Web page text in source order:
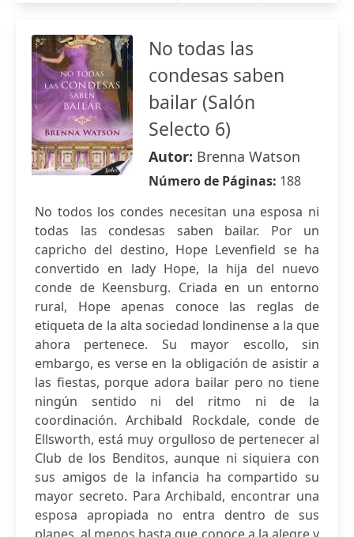
No todas las
condesas saben
bailar (Salón
Selecto 6)
Autor: Brenna Watson
Número de Páginas: 188
No todos los condes necesitan una esposa ni
todas las condesas saben bailar. Por un
capricho del destino, Hope Levenfield se ha
convertido en lady Hope, la hija del nuevo
conde de Keensburg. Criada en un entorno
rural, Hope apenas conoce las reglas de
etiqueta de la alta sociedad londinense a la que
ahora pertenece. Su mayor escollo, sin
embargo, es verse en la obligación de asistir a
las fiestas, porque adora bailar pero no tiene
ningún sentido ni del ritmo ni de la
coordinación. Archibald Rockdale, conde de
Ellsworth, está muy orgulloso de pertenecer al
Club de los Benditos, aunque ni siquiera con
sus amigos de la infancia ha compartido su
mayor secreto. Para Archibald, encontrar una
esposa apropiada no entra dentro de sus